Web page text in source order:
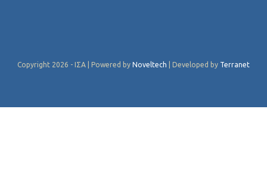
Copyright 2026 - ΙΣΑ | Powered by Noveltech | Developed by Terranet